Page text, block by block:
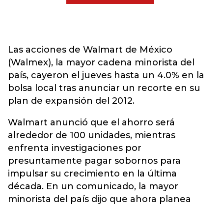
Las acciones de Walmart de México
(Walmex), la mayor cadena minorista del
país, cayeron el jueves hasta un 4.0% en la
bolsa local tras anunciar un recorte en su
plan de expansión del 2012.
Walmart anunció que el ahorro será
alrededor de 100 unidades, mientras
enfrenta investigaciones por
presuntamente pagar sobornos para
impulsar su crecimiento en la última
década. En un comunicado, la mayor
minorista del país dijo que ahora planea